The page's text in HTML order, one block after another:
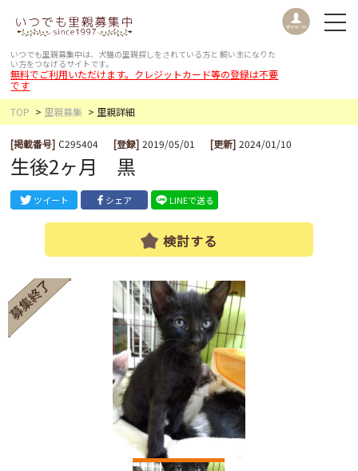
いつでも里親募集中は、犬猫の里親探しをされている方と 飼い主になりた
い方をつなげるサイトです。
無料でご利用いただけます。クレジットカード等の登録は不要
です
TOP
里親募集 里親詳細
[掲載番号] C295404 [登録] 2019/05/01 [更新] 2024/01/10
生後2ヶ月 黒
ツイート シェア LINEで送る
検討する